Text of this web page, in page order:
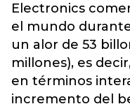
Electronics
el mundo
un alor de 53
millones), es
en términos
incremento del